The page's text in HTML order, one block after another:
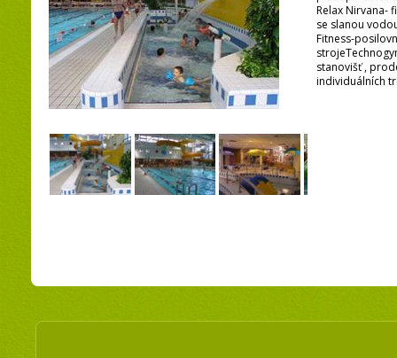
Relax Nirvana-
se slanou
Fitness-
stanovišť ,
individuálních